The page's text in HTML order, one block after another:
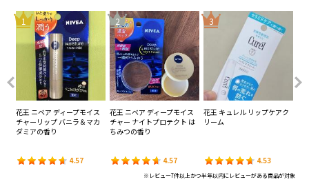
1
花王 ニベア ディープモイス
チャーリップ バニラ＆マカ
ダミアの香り
4.57
2
花王 ニベア ディープモイス
チャー ナイトプロテクト は
ちみつの香り
4.57
3
花王 キュレル リップケアク
リーム
4.53
※レビュー7件以上かつ半年以内にレビューがある商品が対象